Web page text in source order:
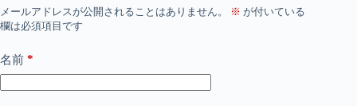
メールアドレスが公開されることはありません。 ※ が付いている
欄は必須項目です
名前 *